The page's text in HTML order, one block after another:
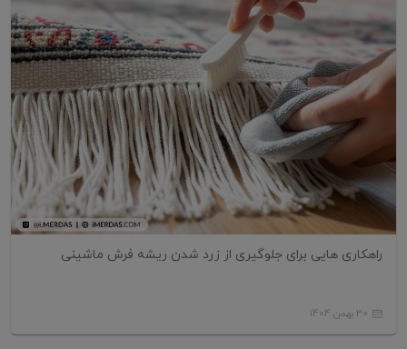
راهکاری هایی برای جلوگیری از زرد شدن ریشه فرش ماشینی
30 بهمن 1404